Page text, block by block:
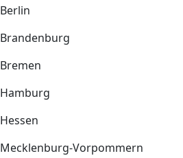
Berlin
Brandenburg
Bremen
Hamburg
Hessen
Mecklenburg-Vorpommern